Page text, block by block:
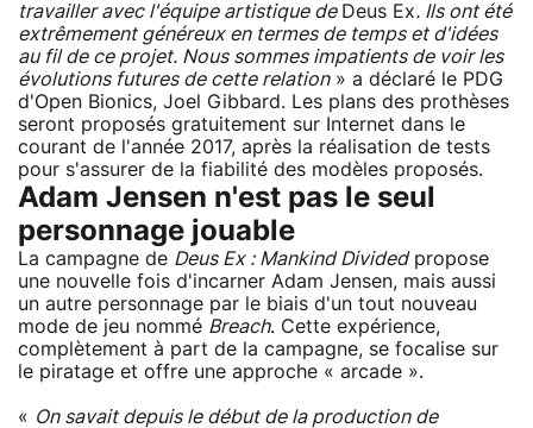
travailler avec l'équipe artistique de Deus Ex. Ils ont été
extrêmement généreux en termes de temps et d'idées
au fil de ce projet. Nous sommes impatients de voir les
évolutions futures de cette relation» a déclaré le PDG
d'Open Bionics, Joel Gibbard. Les plans des prothèses
seront proposés gratuitement sur Internet dans le
courant de l'année 2017, après la réalisation de tests
pour s'assurer de la fiabilité des modèles proposés.
Adam Jensen n'est pas le seul
personnage jouable
La campagne de Deus Ex : Mankind Dividedpropose
une nouvelle fois d'incarner Adam Jensen, mais aussi
un autre personnage par le biais d'un tout nouveau
mode de jeu nommé Breach. Cette expérience,
complètement à part de la campagne, se focalise sur
le piratage et offre une approche « arcade ».
« On savait depuis le début de la production de